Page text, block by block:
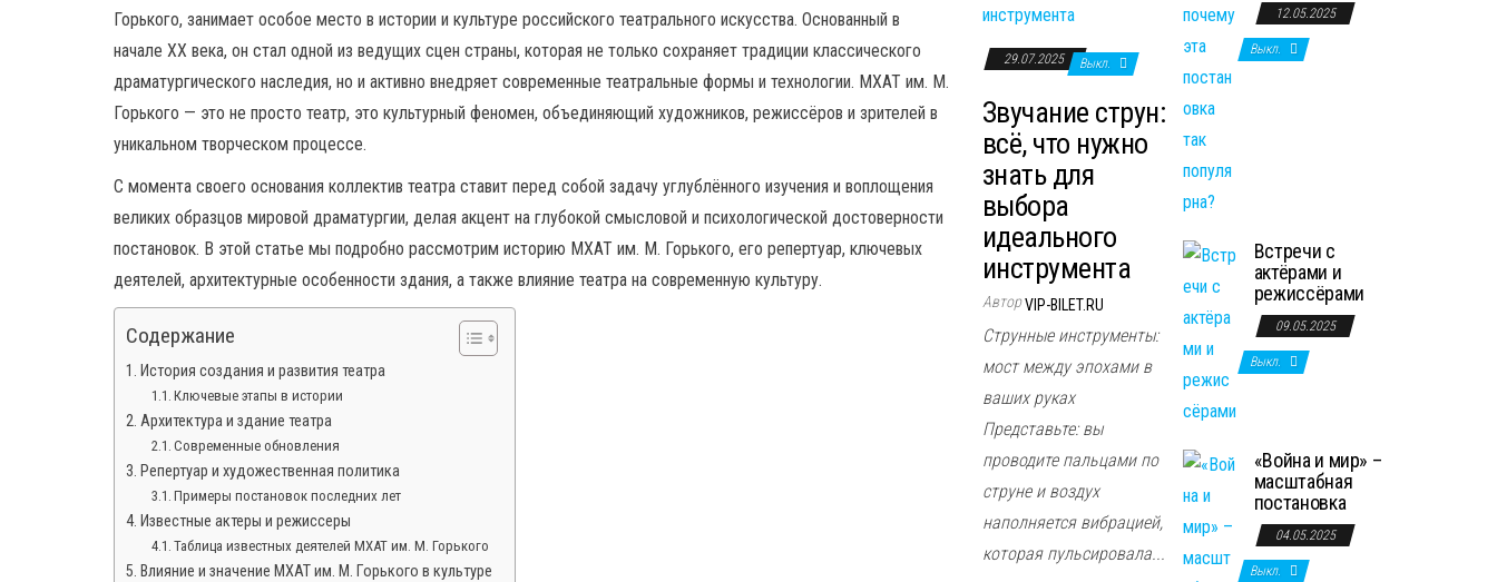
Горького, занимает особое место в истории и культуре российского театрального искусства. Основанный в
начале XX века, он стал одной из ведущих сцен страны, которая не только сохраняет традиции классического
драматургического наследия, но и активно внедряет современные театральные формы и технологии. МХАТ им. М.
Горького — это не просто театр, это культурный феномен, объединяющий художников, режиссёров и зрителей в
уникальном творческом процессе.
С момента своего основания коллектив театра ставит перед собой задачу углублённого изучения и воплощения
великих образцов мировой драматургии, делая акцент на глубокой смысловой и психологической достоверности
постановок. В этой статье мы подробно рассмотрим историю МХАТ им. М. Горького, его репертуар, ключевых
деятелей, архитектурные особенности здания, а также влияние театра на современную культуру.
Содержание
История создания и развития театра
Ключевые этапы в истории
Архитектура и здание театра
Современные обновления
Репертуар и художественная политика
Примеры постановок последних лет
Известные актеры и режиссеры
Таблица известных деятелей МХАТ им. М. Горького
Влияние и значение МХАТ им. М. Горького в культуре
29.07.2025 Выкл.
Звучание струн:
всё, что нужно
знать для
выбора
идеального
инструмента
АвторVIP-BILET.RU
Струнные инструменты:
мост между эпохами в
ваших руках
Представьте: вы
проводите пальцами по
струне и воздух
наполняется вибрацией,
которая пульсировала...
12.05.2025
Выкл.
Встречи с
актёрами и
режиссёрами
09.05.2025
Выкл.
«Война и мир» –
масштабная
постановка
04.05.2025
Выкл.